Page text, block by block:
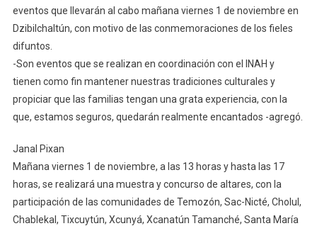
Pixan
Y
La
Ánimas
En
eventos que llevarán al cabo mañana viernes 1 de noviembre en
Dzibilchaltún, con motivo de las conmemoraciones de los fieles
difuntos.
-Son eventos que se realizan en coordinación con el INAH y
tienen como fin mantener nuestras tradiciones culturales y
propiciar que las familias tengan una grata experiencia, con la
que, estamos seguros, quedarán realmente encantados -agregó.
Janal Pixan
Mañana viernes 1 de noviembre, a las 13 horas y hasta las 17
horas, se realizará una muestra y concurso de altares, con la
participación de las comunidades de Temozón, Sac-Nicté, Cholul,
Chablekal, Tixcuytún, Xcunyá, Xcanatún Tamanché, Santa María